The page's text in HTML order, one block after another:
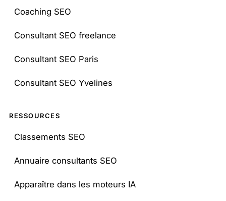
Coaching SEO
Consultant SEO freelance
Consultant SEO Paris
Consultant SEO Yvelines
RESSOURCES
Classements SEO
Annuaire consultants SEO
Apparaître dans les moteurs IA